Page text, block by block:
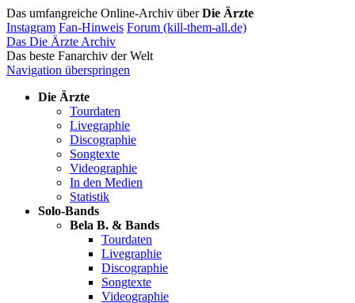
Das umfangreiche Online-Archiv überDie Ärzte
Instagram Fan-Hinweis Forum (kill-them-all.de)
Das Die Ärzte Archiv
Das beste Fanarchiv der Welt
Navigation überspringen
Die Ärzte
Tourdaten
Livegraphie
Discographie
Songtexte
Videographie
In den Medien
Statistik
Solo-Bands
Bela B. & Bands
Tourdaten
Livegraphie
Discographie
Songtexte
Videographie